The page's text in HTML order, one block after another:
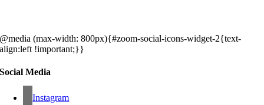
@media (max-width: 800px){#zoom-social-icons-widget-2{text-
align:left !important;}}
Social Media
Instagram